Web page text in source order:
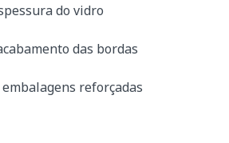
do vidro
das bordas
reforçadas